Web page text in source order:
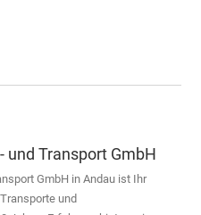
und Transport GmbH
GmbH in Andau ist Ihr
und